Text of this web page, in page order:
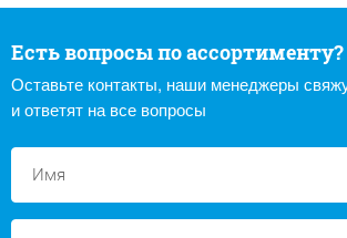
Есть вопросы по ассортименту?
Оставьте контакты, наши менеджеры
и ответят на все вопросы